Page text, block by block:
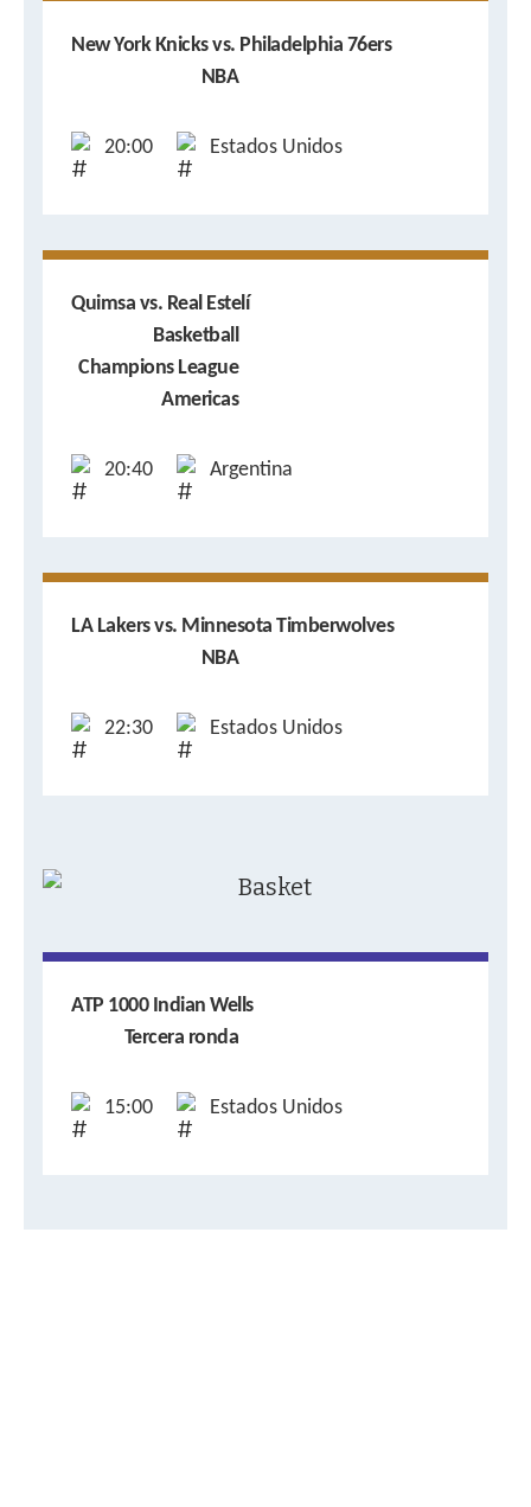
New York Knicks vs. Philadelphia 76ers
NBA
20:00 Estados Unidos
Quimsa vs. Real Estelí
Basketball
Champions League
Americas
20:40 Argentina
LA Lakers vs. Minnesota Timberwolves
NBA
22:30 Estados Unidos
ATP 1000 Indian Wells
Tercera ronda
15:00 Estados Unidos